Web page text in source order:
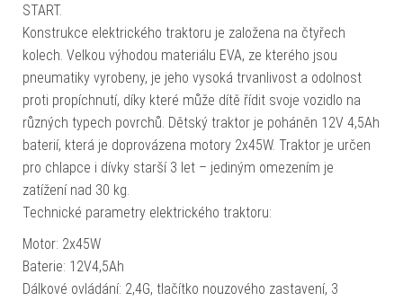
START.
Konstrukce elektrického traktoru je založena na čtyřech
kolech. Velkou výhodou materiálu EVA, ze kterého jsou
pneumatiky vyrobeny, je jeho vysoká trvanlivost a odolnost
proti propíchnutí, díky které může dítě řídit svoje vozidlo na
různých typech povrchů. Dětský traktor je poháněn 12V 4,5Ah
baterií, která je doprovázena motory 2x45W. Traktor je určen
pro chlapce i dívky starší 3 let – jediným omezením je
zatížení nad 30 kg.
Technické parametry elektrického traktoru:
Motor: 2x45W
Baterie: 12V4,5Ah
Dálkové ovládání: 2,4G, tlačítko nouzového zastavení, 3